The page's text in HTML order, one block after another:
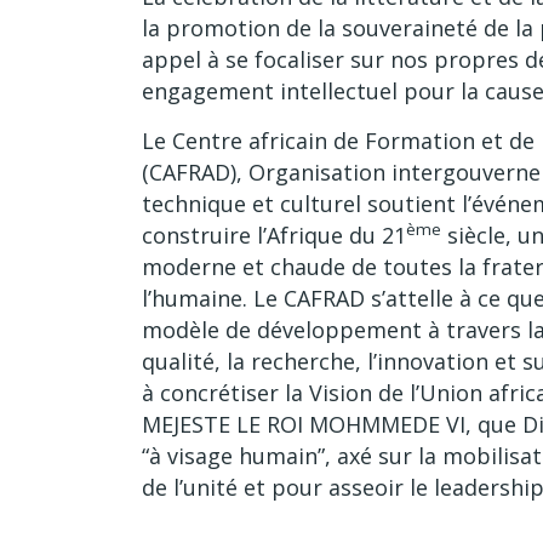
la promotion de la souveraineté de
appel à se focaliser sur nos propres
engagement intellectuel pour la
Le Centre africain de Formation et
(CAFRAD), Organisation
technique et culturel soutient
construire l’Afrique du 21ème siècle,
moderne et chaude de toutes la
l’humaine. Le CAFRAD s’attelle à ce
modèle de développement à travers
qualité, la recherche, l’innovation et
à concrétiser la Vision de l’Union
MEJESTE LE ROI MOHMMEDE VI,
“à visage humain”, axé sur la
de l’unité et pour asseoir le